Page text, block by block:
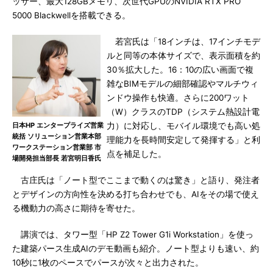
5000 Blackwellを搭載できる。
日本HP エンタープライズ営業
統括 ソリューション営業本部
ワークステーション営業部 市
場開発担当部長 若宮明日香氏
若宮氏は「18インチは、17インチモデ
ルと同等の本体サイズで、表示面積を約
30％拡大した。16：10の広い画面で複
雑なBIMモデルの細部確認やマルチウィ
ンドウ操作も快適。さらに200ワット
（W）クラスのTDP（システム熱設計電
力）に対応し、モバイル環境でも高い処
理能力を長時間安定して発揮する」と利
点を補足した。
古庄氏は「ノート型でここまで動くのは驚き」と語り、発注者
とデザインの方向性を決める打ち合わせでも、AIをその場で使え
る機動力の高さに期待を寄せた。
講演では、タワー型「HP Z2 Tower G1i Workstation」を使っ
た建築パース生成AIのデモ動画も紹介。ノート型よりも速い、約
10秒に1枚のペースでパースが次々と出力された。